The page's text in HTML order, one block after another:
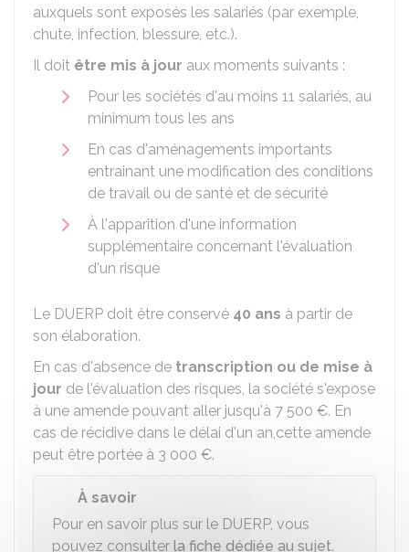
auxquels sont exposés les salariés (par exemple,
chute, infection, blessure, etc.).
Il doit être mis à jour aux moments suivants :
Pour les sociétés d'au moins 11 salariés, au
minimum tous les ans
En cas d'aménagements importants
entrainant une modification des conditions
de travail ou de santé et de sécurité
À l'apparition d'une information
supplémentaire concernant l'évaluation
d'un risque
Le DUERP doit être conservé 40 ans à partir de
son élaboration.
En cas d'absence de transcription ou de mise à
jour de l'évaluation des risques, la société s'expose
à une amende pouvant aller jusqu'à 7 500 €. En
cas de récidive dans le délai d'un an,cette amende
peut être portée à 3 000 €.
À savoir
Pour en savoir plus sur le DUERP, vous
pouvez consulter la fiche dédiée au sujet.